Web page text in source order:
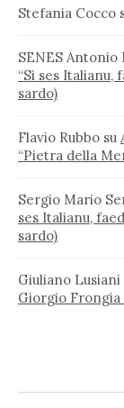
Stefania Cocco
SENES Antonio
“Si ses Italianu,
sardo)
Flavio Rubbo su
“Pietra della
Sergio Mario
ses Italianu,
sardo)
Giuliano Lusiani
Giorgio Frongia